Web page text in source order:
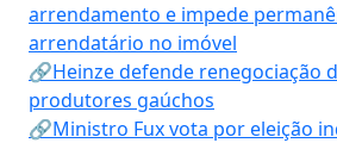
arrendamento e impede
arrendatário no imóvel
🔗Heinze defende renegociação
produtores gaúchos
🔗Ministro Fux vota por eleição